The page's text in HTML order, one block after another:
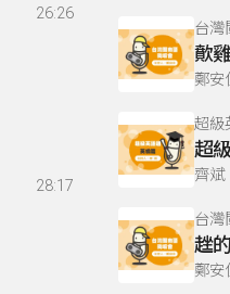
26:26
28:17
台灣
歕
鄭安
超級
齊斌
台灣
趖
鄭安